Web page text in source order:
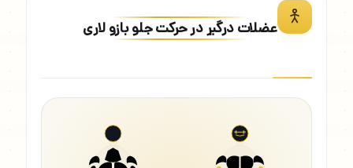
عضلات درگیر در حرکت جلو بازو لاری